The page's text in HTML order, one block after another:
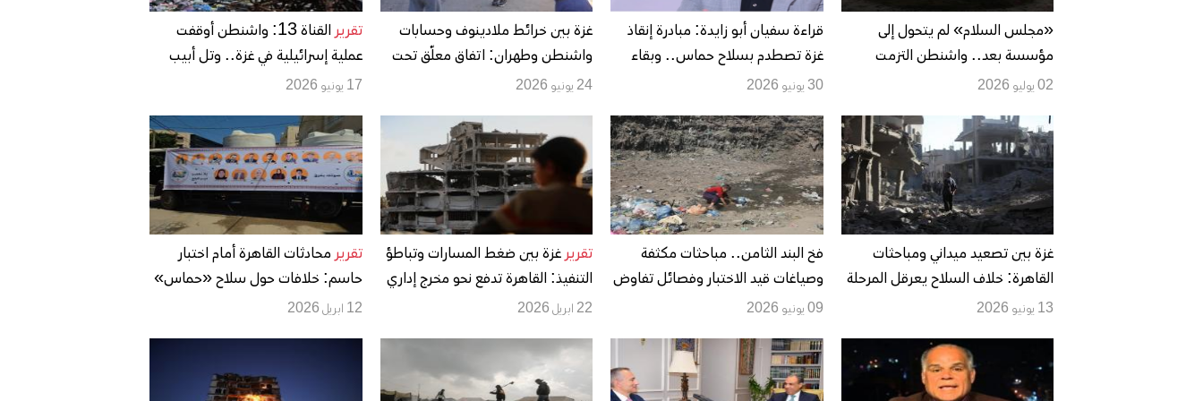
«مجلس السلام» لم يتحول إلى
مؤسسة بعد.. واشنطن التزمت
«الصمت الكامل» إزاء مقترح بشأن
02 يوليو 2026
قراءة سفيان أبو زايدة: مبادرة إنقاذ
غزة تصطدم بسلاح حماس.. وبقاء
الوضع الحالي يفتح الباب أمام التهجير
30 يونيو 2026
غزة بين خرائط ملادينوف وحسابات
واشنطن وطهران: اتفاق معلّق تحت
النار
24 يونيو 2026
تقرير
القناة 13: واشنطن أوقفت
عملية إسرائيلية في غزة.. وتل أبيب
تتجه إلى “ضم زاحف” داخل القطاع
17 يونيو 2026
غزة بين تصعيد ميداني ومباحثات
القاهرة: خلاف السلاح يعرقل المرحلة
الثانية ونداءات لتثبيت وقف النار
13 يونيو 2026
فخ البند الثامن.. مباحثات مكثفة
وصياغات قيد الاختبار وفصائل تفاوض
بروح لا تشبه واقع غزة
09 يونيو 2026
تقرير غزة بين ضغط المسارات وتباطؤ
التنفيذ: القاهرة تدفع نحو مخرج إداري
يوازي تعثر الهدنة
22 ابريل 2026
تقرير محادثات القاهرة أمام اختبار
حاسم: خلافات حول سلاح «حماس»
وتعثر تنفيذ وقف إطلاق النار في غزة
12 ابريل 2026